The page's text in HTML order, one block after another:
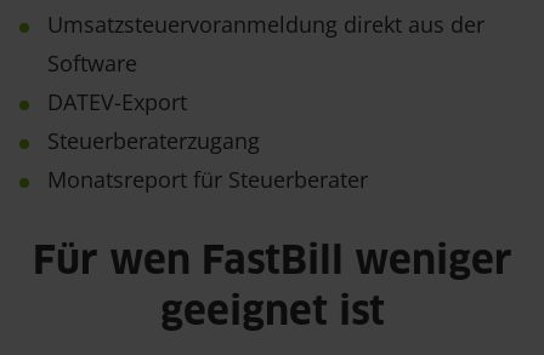
Umsatzsteuervoranmeldung direkt aus der
Software
DATEV-Export
Steuerberaterzugang
Monatsreport für Steuerberater
Für wen FastBill weniger
geeignet ist